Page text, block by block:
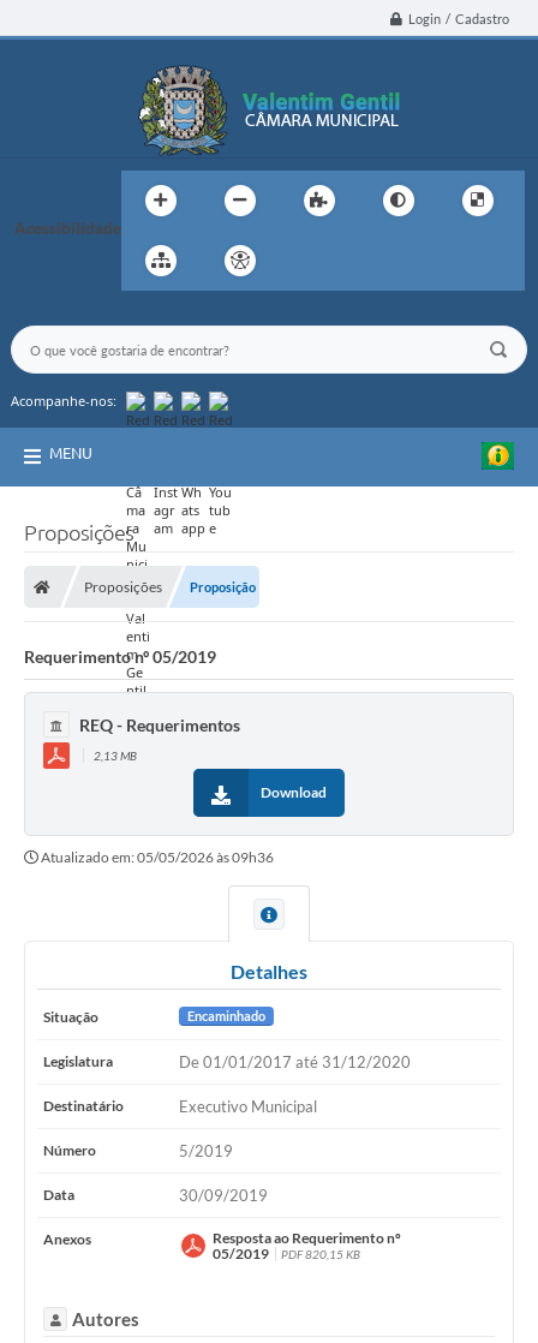
Login / Cadastro
Acessibilidade
Acompanhe-nos:
MENU
Proposições
Proposições Proposição
Requerimento nº 05/2019
REQ - Requerimentos
2,13 MB
Download
Atualizado em: 05/05/2026 às 09h36
Detalhes
Situação Encaminhado
Legislatura De 01/01/2017 até 31/12/2020
Destinatário Executivo Municipal
Número 5/2019
Data 30/09/2019
Anexos
Resposta ao Requerimento nº
05/2019
PDF 820,15 KB
Autores